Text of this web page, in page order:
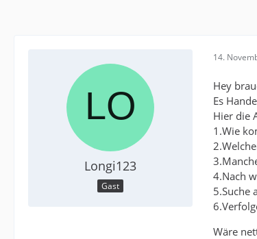
Longi123
Gast
14.
Hey
Es
Hier die
1.Wie
4.Nach
5.Suche
Wäre